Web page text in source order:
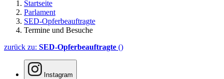
Startseite
Parlament
SED-Opferbeauftragte
Termine und Besuche
zurück zu: SED-Opferbeauftragte ()
Instagram